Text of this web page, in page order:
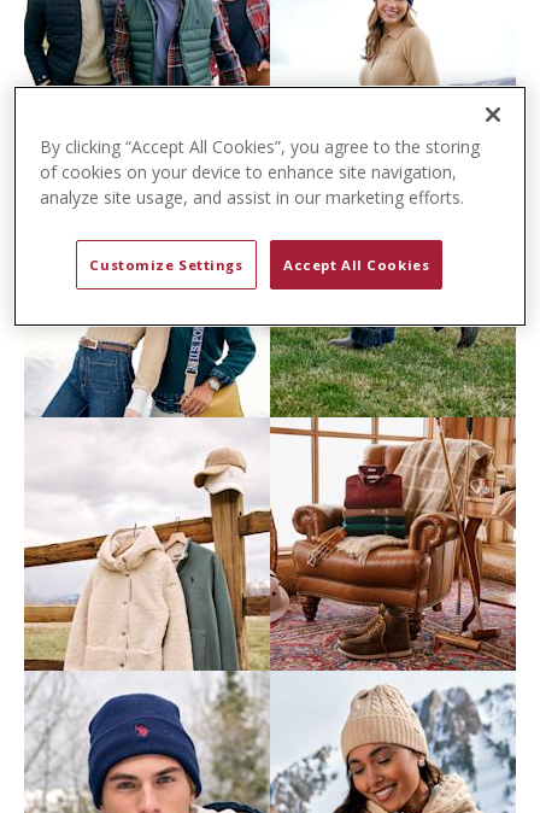
By clicking “Accept All Cookies”, you agree to the storing
of cookies on your device to enhance site navigation,
analyze site usage, and assist in our marketing efforts.
Customize Settings Accept All Cookies